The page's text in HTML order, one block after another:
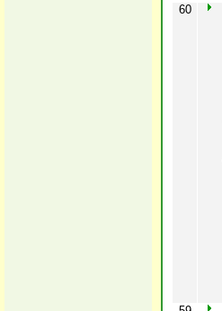
60